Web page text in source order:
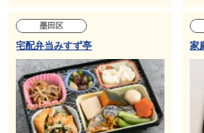
墨田区
宅配弁当みすず亭 家